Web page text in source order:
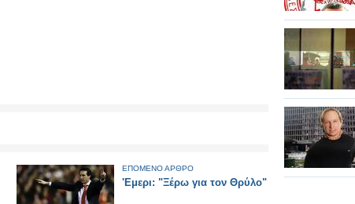
ΕΠΟΜΕΝΟ ΑΡΘΡΟ
'Εμερι: "Ξέρω για τον Θρύλο"